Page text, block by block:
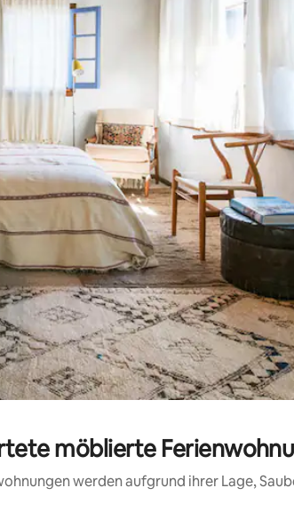
nach oben und unten oder erkunde die
möblierte
werden aufgrund ihrer Lage,